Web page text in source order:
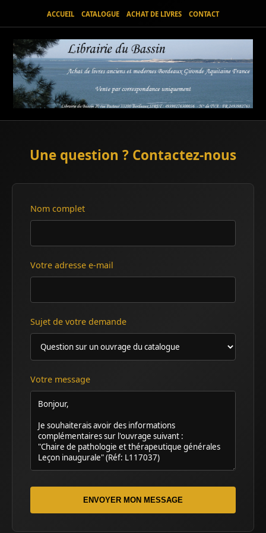
ACCUEIL CATALOGUE ACHAT DE LIVRES CONTACT
Une question ? Contactez-nous
Nom complet
Votre adresse e-mail
Sujet de votre demande
Votre message
ENVOYER MON MESSAGE